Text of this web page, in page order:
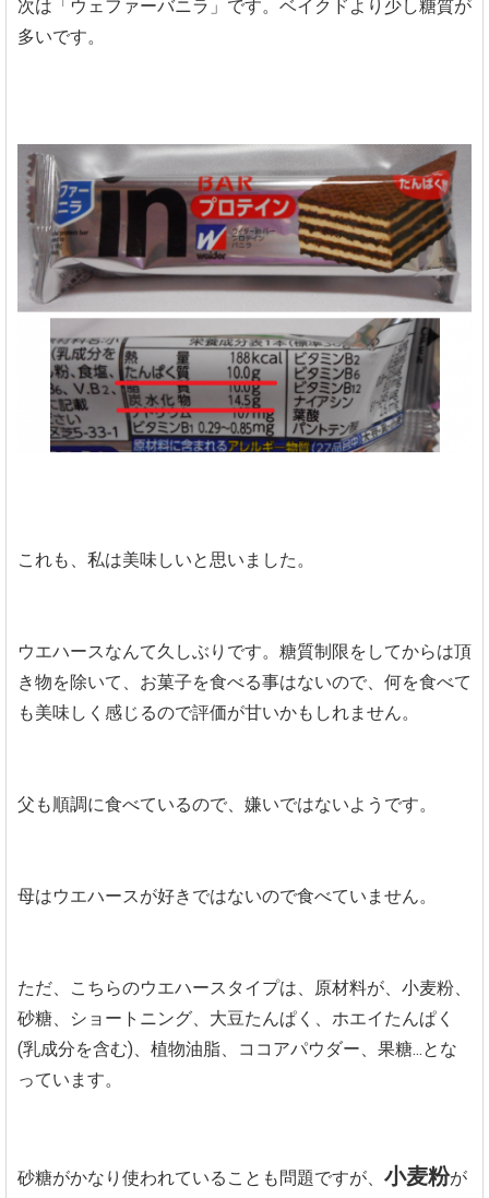
次は「ウェファーバニラ」です。ベイクドより少し糖質が
多いです。
これも、私は美味しいと思いました。
ウエハースなんて久しぶりです。糖質制限をしてからは頂
き物を除いて、お菓子を食べる事はないので、何を食べて
も美味しく感じるので評価が甘いかもしれません。
父も順調に食べているので、嫌いではないようです。
母はウエハースが好きではないので食べていません。
ただ、こちらのウエハースタイプは、原材料が、小麦粉、
砂糖、ショートニング、大豆たんぱく、ホエイたんぱく
(乳成分を含む)、植物油脂、ココアパウダー、果糖...とな
っています。
砂糖がかなり使われていることも問題ですが、 小麦粉が